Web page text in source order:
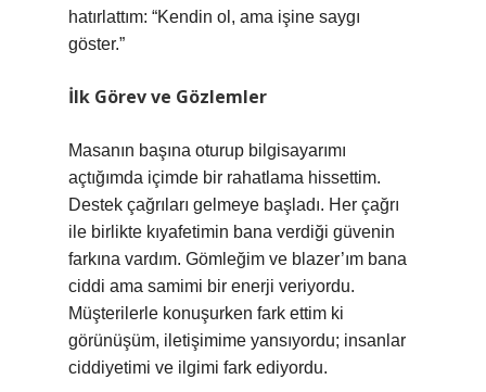
hatırlattım: “Kendin ol, ama işine saygı
göster.”
İlk Görev ve Gözlemler
Masanın başına oturup bilgisayarımı
açtığımda içimde bir rahatlama hissettim.
Destek çağrıları gelmeye başladı. Her çağrı
ile birlikte kıyafetimin bana verdiği güvenin
farkına vardım. Gömleğim ve blazer’ım bana
ciddi ama samimi bir enerji veriyordu.
Müşterilerle konuşurken fark ettim ki
görünüşüm, iletişimime yansıyordu; insanlar
ciddiyetimi ve ilgimi fark ediyordu.